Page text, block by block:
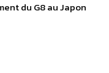
du G8 au Japon